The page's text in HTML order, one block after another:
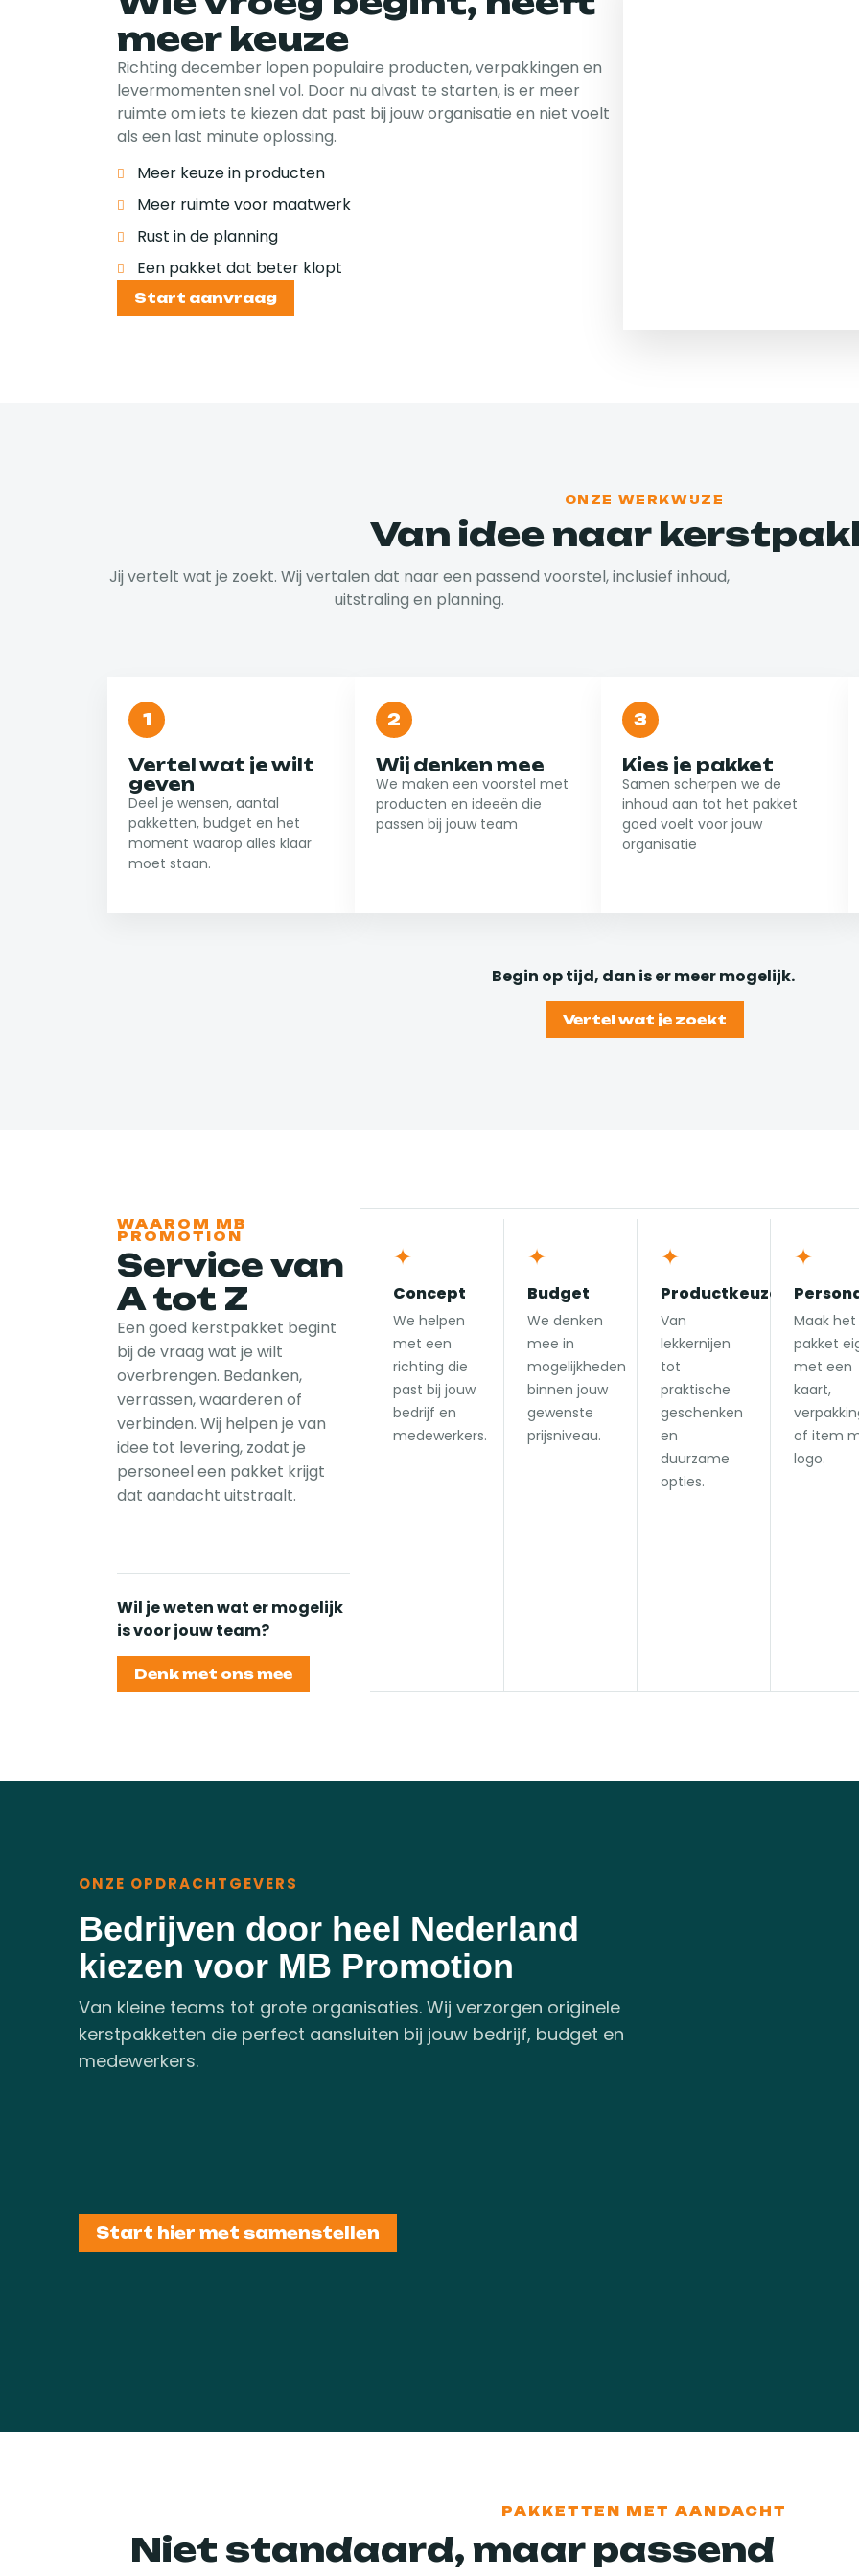
meer keuze
Richting december lopen populaire producten, verpakkingen en
levermomenten snel vol. Door nu alvast te starten, is er meer
ruimte om iets te kiezen dat past bij jouw organisatie en niet voelt
als een last minute oplossing.
Meer keuze in producten
Meer ruimte voor maatwerk
Rust in de planning
Een pakket dat beter klopt
Start aanvraag
ONZE WERKWIJZE
Van idee naar
Jij vertelt wat je zoekt. Wij vertalen dat naar een passend voorstel, inclusief inhoud,
uitstraling en planning.
1
Vertel wat je wilt
geven
Deel je wensen, aantal
pakketten, budget en het
moment waarop alles klaar
moet staan.
2
Wij denken mee
We maken een voorstel met
producten en ideeën die
passen bij jouw team
3
Kies je pakket
Samen scherpen we de
inhoud aan tot het pakket
goed voelt voor jouw
organisatie
Begin op tijd, dan is er meer mogelijk.
Vertel wat je zoekt
WAAROM MB
PROMOTION
Service van
A tot Z
Een goed kerstpakket begint
bij de vraag wat je wilt
overbrengen. Bedanken,
verrassen, waarderen of
verbinden. Wij helpen je van
idee tot levering, zodat je
personeel een pakket krijgt
dat aandacht uitstraalt.
Wil je weten wat er mogelijk
is voor jouw team?
Denk met ons mee
✦
Concept
We helpen
met een
richting die
past bij jouw
bedrijf en
medewerkers.
✦
Budget
We denken
mee in
mogelijkheden
binnen jouw
gewenste
prijsniveau.
✦
Productkeuze
Van
lekkernijen
tot
praktische
geschenken
en
duurzame
opties.
✦
Maak het
pakket
met een
kaart,
of item
logo.
ONZE OPDRACHTGEVERS
Bedrijven door heel Nederland
kiezen voor MB Promotion
Van kleine teams tot grote organisaties. Wij verzorgen originele
kerstpakketten die perfect aansluiten bij jouw bedrijf, budget en
medewerkers.
Start hier met samenstellen
PAKKETTEN MET AANDACHT
Niet standaard, maar passend